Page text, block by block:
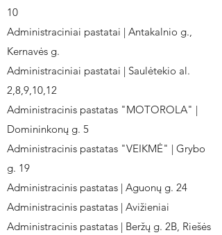
10
Administraciniai pastatai | Antakalnio g.,
Kernavės g.
Administraciniai pastatai | Saulėtekio al.
2,8,9,10,12
Administracinis pastatas "MOTOROLA" |
Domininkonų g. 5
Administracinis pastatas "VEIKMĖ" | Grybo
g. 19
Administracinis pastatas | Aguonų g. 24
Administracinis pastatas | Avižieniai
Administracinis pastatas | Beržų g. 2B, Riešės